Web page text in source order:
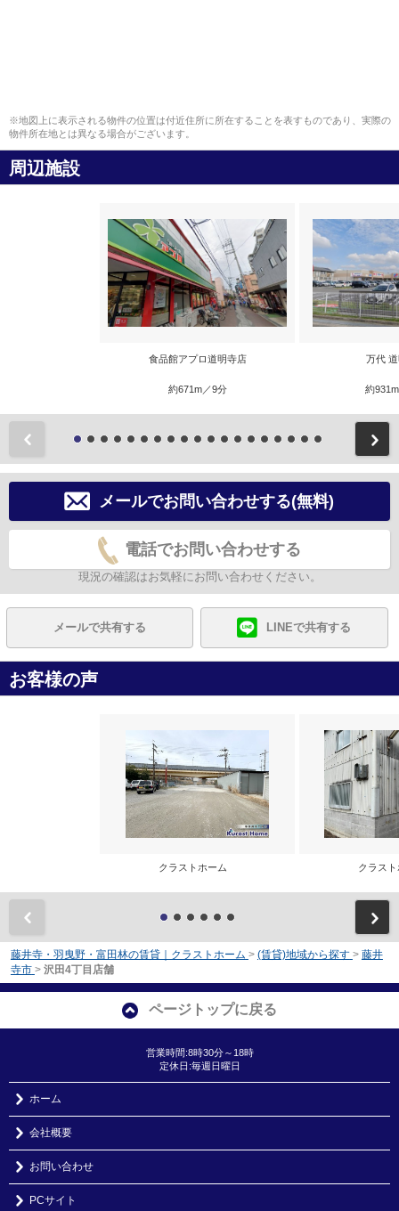
※地図上に表示される物件の位置は付近住所に所在することを表すものであり、実際の
物件所在地とは異なる場合がございます。
周辺施設
食品館アプロ道明寺店
約671m／9分
万代
約
メールでお問い合わせする(無料)
電話でお問い合わせする
現況の確認はお気軽にお問い合わせください。
メールで共有する LINEで共有する
お客様の声
クラストホーム クラス
藤井寺・羽曳野・富田林の賃貸｜クラストホーム > (賃貸)地域から探す > 藤井
寺市 > 沢田4丁目店舗
ページトップに戻る
営業時間:8時30分～18時
定休日:毎週日曜日
ホーム
会社概要
お問い合わせ
PCサイト